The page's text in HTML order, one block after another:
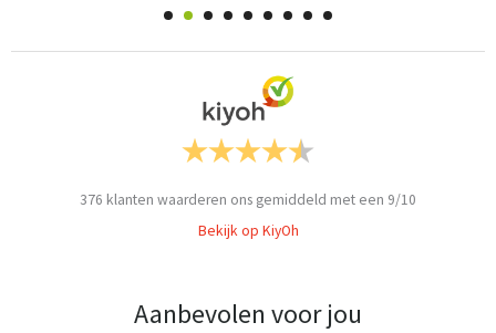
376 klanten waarderen ons gemiddeld met een 9/10
Bekijk op KiyOh
Aanbevolen voor jou